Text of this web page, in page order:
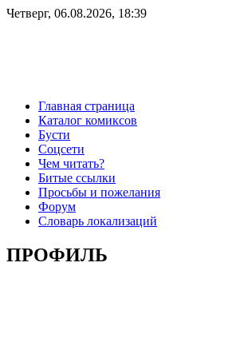
Четверг, 06.08.2026, 18:39
Главная страница
Каталог комиксов
Бусти
Соцсети
Чем читать?
Битые ссылки
Просьбы и пожелания
Форум
Словарь локализаций
ПРОФИЛЬ